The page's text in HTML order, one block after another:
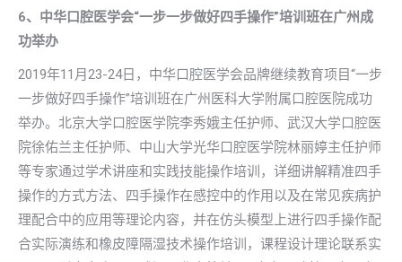
6、中华口腔医学会“一步一步做好四手操作”培训班在广州成
功举办
2019年11月23-24日，中华口腔医学会品牌继续教育项目“一步
一步做好四手操作”培训班在广州医科大学附属口腔医院成功
举办。北京大学口腔医学院李秀娥主任护师、武汉大学口腔医
院徐佑兰主任护师、中山大学光华口腔医学院林丽婷主任护师
等专家通过学术讲座和实践技能操作培训，详细讲解精准四手
操作的方式方法、四手操作在感控中的作用以及在常见疾病护
理配合中的应用等理论内容，并在仿头模型上进行四手操作配
合实际演练和橡皮障隔湿技术操作培训，课程设计理论联系实